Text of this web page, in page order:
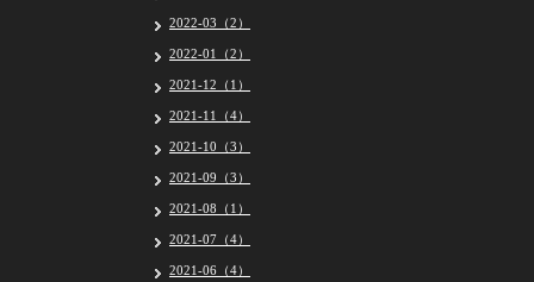
2022-03（2）
2022-01（2）
2021-12（1）
2021-11（4）
2021-10（3）
2021-09（3）
2021-08（1）
2021-07（4）
2021-06（4）